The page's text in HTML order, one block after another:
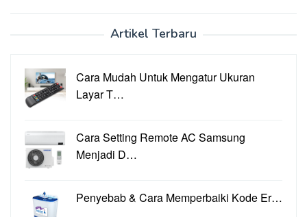
Artikel Terbaru
Cara Mudah Untuk Mengatur Ukuran
Layar T…
Cara Setting Remote AC Samsung
Menjadi D…
Penyebab & Cara Memperbaiki Kode Er…